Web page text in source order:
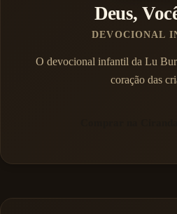
Deus,
DEVOCIONAL
O devocional infantil da Lu
coração das